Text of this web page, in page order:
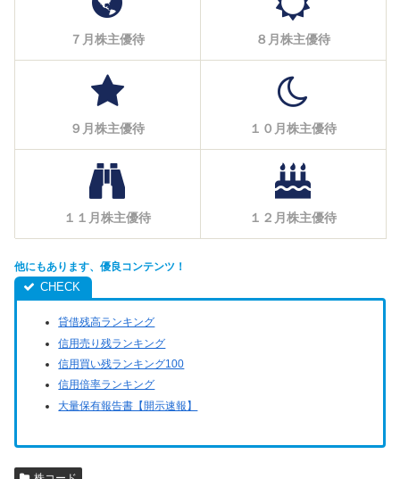
７月株主優待 ８月株主優待
９月株主優待 １０月株主優待
１１月株主優待 １２月株主優待
他にもあります、優良コンテンツ！
貸借残高ランキング
信用売り残ランキング
信用買い残ランキング100
信用倍率ランキング
大量保有報告書【開示速報】